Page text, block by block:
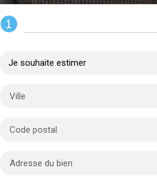
REMPLIR LE
1